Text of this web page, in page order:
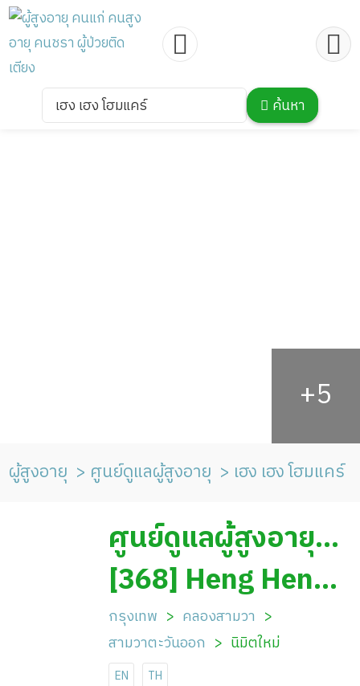
เฮง เฮง โฮมแคร์ ค้นหา
ผู้สูงอายุ ศูนย์ดูแลผู้สูงอายุ เฮง เฮง โฮมแคร์
ศูนย์ดูแลผู้สูงอายุ
เฮง เฮง โฮมแคร์
[368] Heng Heng
Home Care
กรุงเทพ
คลองสามวา
สามวาตะวันออก
นิมิตใหม่
EN TH